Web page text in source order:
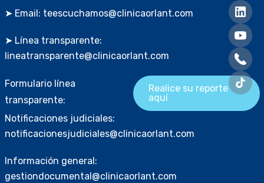
➤ Email: teescuchamos@clinicaorlant.com
➤ Línea transparente:
lineatransparente@clinicaorlant.com
Formulario línea
transparente:
Realice su reporte
aquí
Notificaciones judiciales:
notificacionesjudiciales@clinicaorlant.com
Información general:
gestiondocumental@clinicaorlant.com